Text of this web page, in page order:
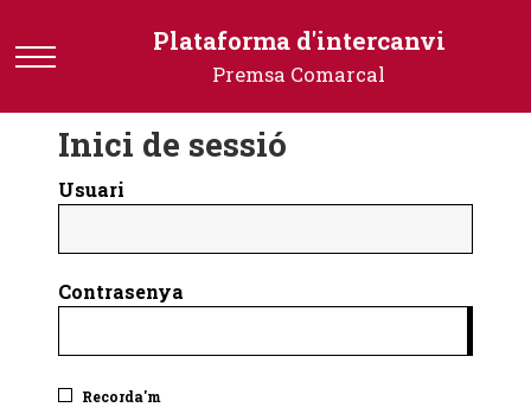
Plataforma
d'intercanvi
Plataforma d'intercanvi
Premsa Comarcal
Inici de sessió
Usuari
Contrasenya
Recorda'm